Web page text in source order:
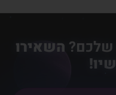
שלכם? השאירו